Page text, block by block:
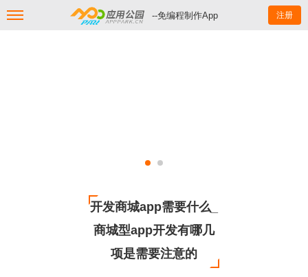
--免编程制作App 注册
开发商城app需要什么_
商城型app开发有哪几
项是需要注意的